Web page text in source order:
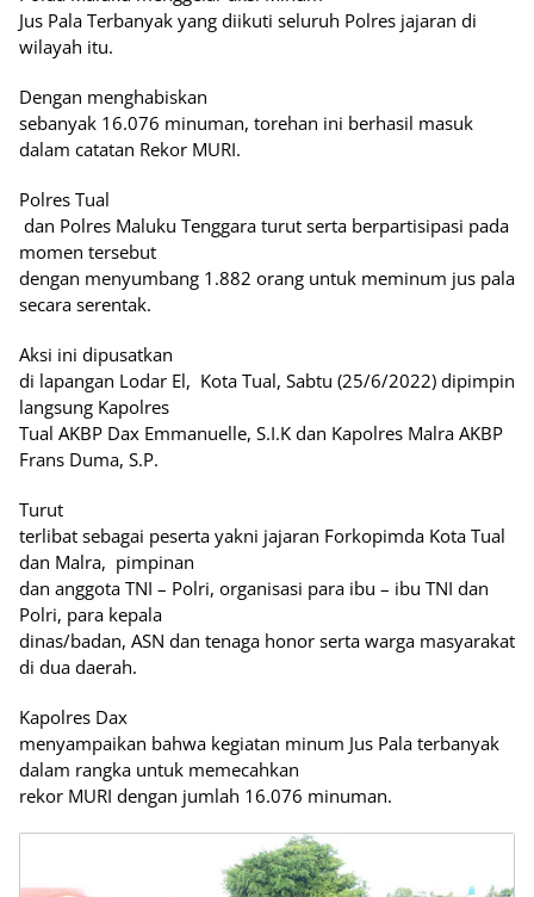
Jus Pala Terbanyak yang diikuti seluruh Polres jajaran di
wilayah itu.
Dengan menghabiskan
sebanyak 16.076 minuman, torehan ini berhasil masuk
dalam catatan Rekor MURI.
Polres Tual
dan Polres Maluku Tenggara turut serta berpartisipasi pada
momen tersebut
dengan menyumbang 1.882 orang untuk meminum jus pala
secara serentak.
Aksi ini dipusatkan
di lapangan Lodar El, Kota Tual, Sabtu (25/6/2022) dipimpin
langsung Kapolres
Tual AKBP Dax Emmanuelle, S.I.K dan Kapolres Malra AKBP
Frans Duma, S.P.
Turut
terlibat sebagai peserta yakni jajaran Forkopimda Kota Tual
dan Malra, pimpinan
dan anggota TNI – Polri, organisasi para ibu – ibu TNI dan
Polri, para kepala
dinas/badan, ASN dan tenaga honor serta warga masyarakat
di dua daerah.
Kapolres Dax
menyampaikan bahwa kegiatan minum Jus Pala terbanyak
dalam rangka untuk memecahkan
rekor MURI dengan jumlah 16.076 minuman.